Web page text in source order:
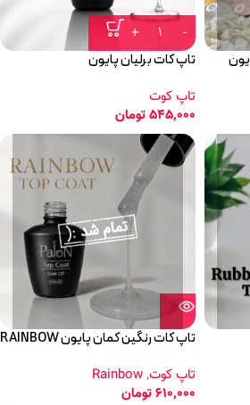
تاپ کات برلیان پایون
تاپ کوت
545,000تومان
تاپ کات رنگین کمان پایون RAINBOW
تاپ کوت,
Rainbow
610,000تومان